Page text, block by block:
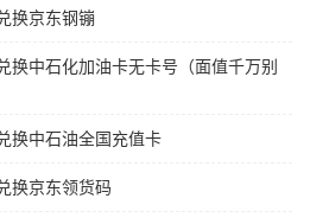
换京东钢镚
换中石化加油卡无卡号（面值千万别
换中石油全国充值卡
换京东领货码